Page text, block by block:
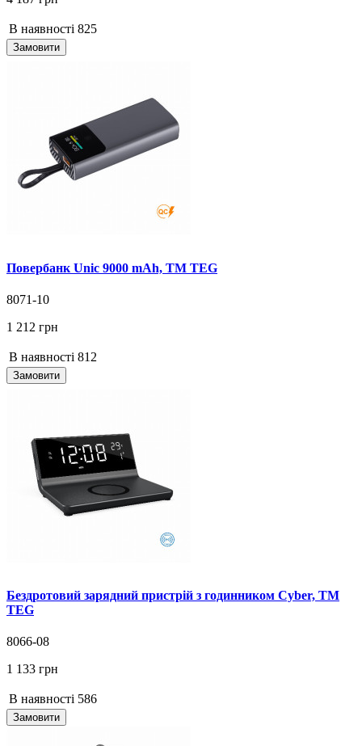
В наявності 825
Замовити
Повербанк Unic 9000 mAh, ТМ TEG
8071-10
1 212 грн
В наявності 812
Замовити
Бездротовий зарядний пристрій з годинником Cyber, TM
TEG
8066-08
1 133 грн
В наявності 586
Замовити